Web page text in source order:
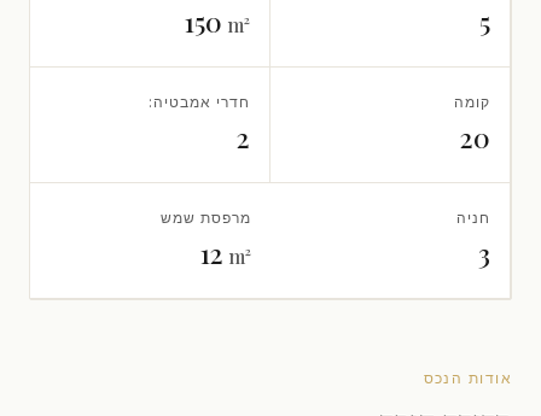
5
150 m²
קומה
20
חדרי אמבטיה:
2
חניה
3
מרפסת שמש
12 m²
אודות הנכס